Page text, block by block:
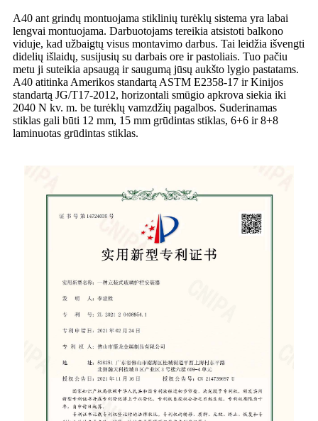
A40 ant grindų montuojama stiklinių turėklų sistema yra labai
lengvai montuojama. Darbuotojams tereikia atsistoti balkono
viduje, kad užbaigtų visus montavimo darbus. Tai leidžia išvengti
didelių išlaidų, susijusių su darbais ore ir pastoliais. Tuo pačiu
metu ji suteikia apsaugą ir saugumą jūsų aukšto lygio pastatams.
A40 atitinka Amerikos standartą ASTM E2358-17 ir Kinijos
standartą JG/T17-2012, horizontali smūgio apkrova siekia iki
2040 N kv. m. be turėklų vamzdžių pagalbos. Suderinamas
stiklas gali būti 12 mm, 15 mm grūdintas stiklas, 6+6 ir 8+8
laminuotas grūdintas stiklas.